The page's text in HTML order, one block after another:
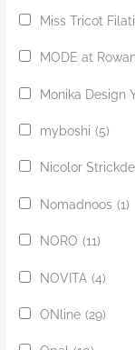
Miss Tricot Filati
MODE at
Monika Design
myboshi (5)
Nicolor
Nomadnoos (1)
NORO (11)
NOVITA (4)
ONline (29)